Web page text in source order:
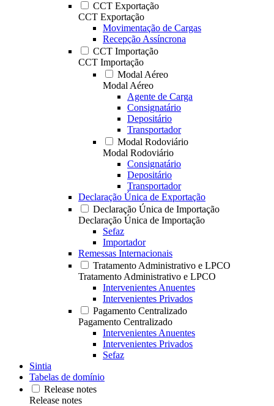
CCT Exportação
CCT Exportação
Movimentação de Cargas
Recepção Assíncrona
CCT Importação
CCT Importação
Modal Aéreo
Modal Aéreo
Agente de Carga
Consignatário
Depositário
Transportador
Modal Rodoviário
Modal Rodoviário
Consignatário
Depositário
Transportador
Declaração Única de Exportação
Declaração Única de Importação
Declaração Única de Importação
Sefaz
Importador
Remessas Internacionais
Tratamento Administrativo e LPCO
Tratamento Administrativo e LPCO
Intervenientes Anuentes
Intervenientes Privados
Pagamento Centralizado
Pagamento Centralizado
Intervenientes Anuentes
Intervenientes Privados
Sefaz
Sintia
Tabelas de domínio
Release notes
Release notes